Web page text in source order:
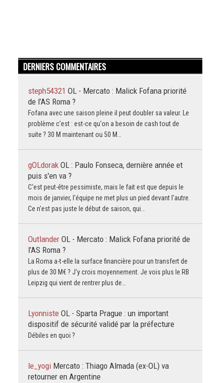
DERNIERS COMMENTAIRES
steph54321 OL - Mercato : Malick Fofana priorité
de l’AS Roma ?
Fofana avec une saison pleine il peut doubler sa valeur. Le
problème c'est : est-ce qu'on a besoin de cash tout de
suite ? 30 M maintenant ou 50 M…
gOLdorak OL : Paulo Fonseca, dernière année et
puis s'en va ?
C'est peut-être pessimiste, mais le fait est que depuis le
mois de janvier, l'équipe ne met plus un pied devant l'autre.
Ce n'est pas juste le début de saison, qui…
Outlander OL - Mercato : Malick Fofana priorité de
l’AS Roma ?
La Roma a-t-elle la surface financière pour un transfert de
plus de 30 M€ ? J'y crois moyennement. Je vois plus le RB
Leipzig qui vient de rentrer plus de…
Lyonniste OL - Sparta Prague : un important
dispositif de sécurité validé par la préfecture
Débiles en quoi ?
le_yogi Mercato : Thiago Almada (ex-OL) va
retourner en Argentine